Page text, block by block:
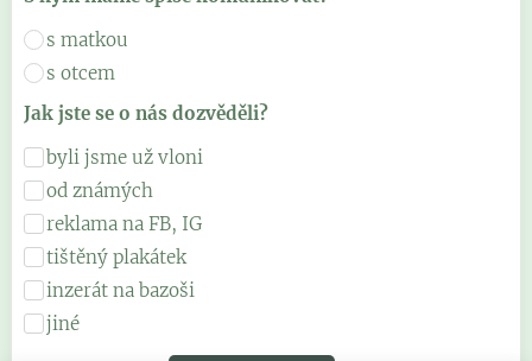
s matkou
s otcem
Jak jste se o nás dozvěděli?
byli jsme už vloni
od známých
reklama na FB, IG
tištěný plakátek
inzerát na bazoši
jiné